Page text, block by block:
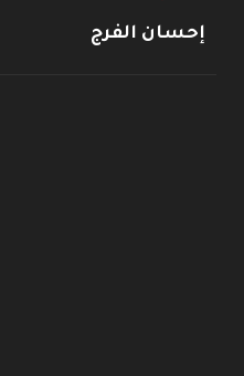
إحسان الفرج